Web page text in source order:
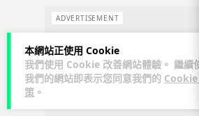
本網站正使用 Cookie
我們使用 Cookie 改善網站體驗。 繼續
我們的網站即表示您同意我們的
策 。
ADVERTISEMENT